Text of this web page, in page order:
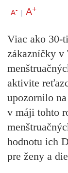
A- | A+
Viac ako 30-
zákazníčky v
aktivite
upozornilo
v máji tohto
hodnotu ich
pre ženy a